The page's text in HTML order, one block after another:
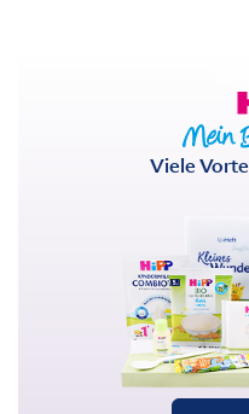
Viele